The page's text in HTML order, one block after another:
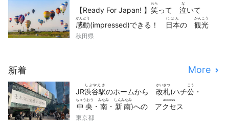
【Ready For Japan! 】 笑
わら
って 泣
な
いて
感動
かんどう
(impressed)できる！ 日本
にほん
の 観光
かんこう
動画
どうが
10
秋田県
新着 More
JR渋谷駅
しぶやえき
のホームから 改札
かいさつ
(ハチ公
こう
・
中央
ちゅうおう
・ 南
みなみ
・ 新南
しんみなみ
)への アクセス
access
東京都